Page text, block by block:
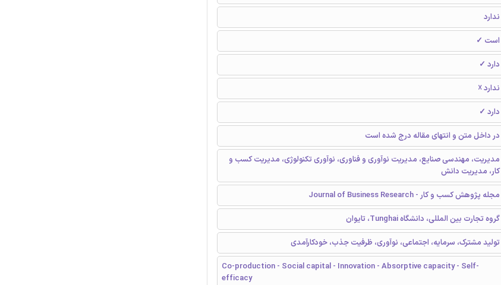
ندارد
است ✓
دارد ✓
ندارد ☓
دارد ✓
در داخل متن و انتهای مقاله درج شده است
مدیریت، مهندسی صنایع، مدیریت نوآوری و فناوری، نوآوری تکنولوژی، مدیریت کسب و
کار، مدیریت دانش
مجله پژوهش کسب و کار - Journal of Business Research
گروه تجارت بین المللی، دانشگاه Tunghai، تایوان
تولید مشترک، سرمایه، اجتماعی، نوآوری، ظرفیت جذب، خودکارآمدی
Co-production - Social capital - Innovation - Absorptive capacity - Self-
efficacy